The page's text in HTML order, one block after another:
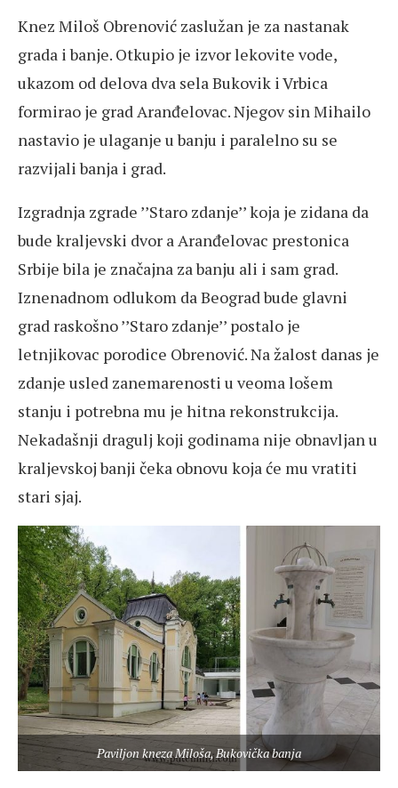
Knez Miloš Obrenović zaslužan je za nastanak
grada i banje. Otkupio je izvor lekovite vode,
ukazom od delova dva sela Bukovik i Vrbica
formirao je grad Aranđelovac. Njegov sin Mihailo
nastavio je ulaganje u banju i paralelno su se
razvijali banja i grad.
Izgradnja zgrade ’’Staro zdanje’’ koja je zidana da
bude kraljevski dvor a Aranđelovac prestonica
Srbije bila je značajna za banju ali i sam grad.
Iznenadnom odlukom da Beograd bude glavni
grad raskošno ’’Staro zdanje’’ postalo je
letnjikovac porodice Obrenović. Na žalost danas je
zdanje usled zanemarenosti u veoma lošem
stanju i potrebna mu je hitna rekonstrukcija.
Nekadašnji dragulj koji godinama nije obnavljan u
kraljevskoj banji čeka obnovu koja će mu vratiti
stari sjaj.
Paviljon kneza Miloša, Bukovička banja